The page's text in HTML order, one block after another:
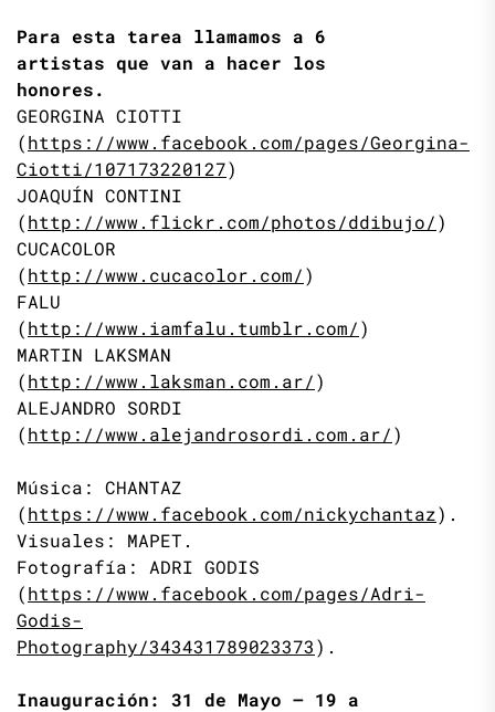
Para esta tarea llamamos a 6
artistas que van a hacer los
honores.
GEORGINA CIOTTI
(https://www.facebook.com/pages/Georgina-
Ciotti/107173220127)
JOAQUÍN CONTINI
(http://www.flickr.com/photos/ddibujo/)
CUCACOLOR
(http://www.cucacolor.com/)
FALU
(http://www.iamfalu.tumblr.com/)
MARTIN LAKSMAN
(http://www.laksman.com.ar/)
ALEJANDRO SORDI
(http://www.alejandrosordi.com.ar/)
Música: CHANTAZ
(https://www.facebook.com/nickychantaz).
Visuales: MAPET.
Fotografía: ADRI GODIS
(https://www.facebook.com/pages/Adri-
Godis-
Photography/343431789023373).
Inauguración: 31 de Mayo – 19 a